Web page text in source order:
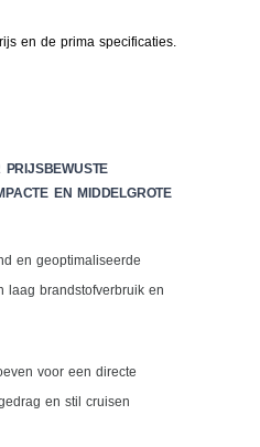
en de prima specificaties.
EN MIDDELGROTE
en geoptimaliseerde
laag brandstofverbruik en
voor een directe
en stil cruisen